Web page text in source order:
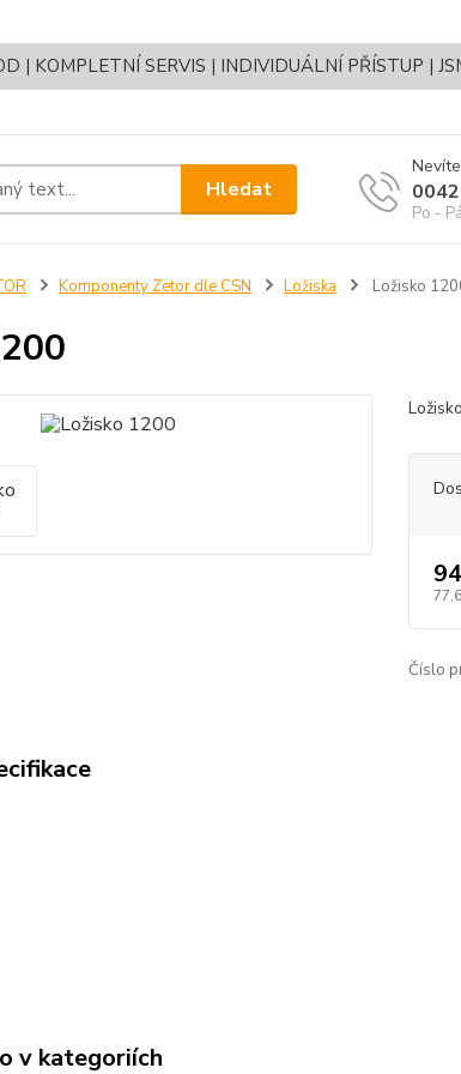
| KOMPLETNÍ SERVIS | INDIVIDUÁLNÍ PŘÍSTUP |
Hledat
Po -
Komponenty Zetor dle CSN Ložiska Ložisko
Číslo
v kategoriích